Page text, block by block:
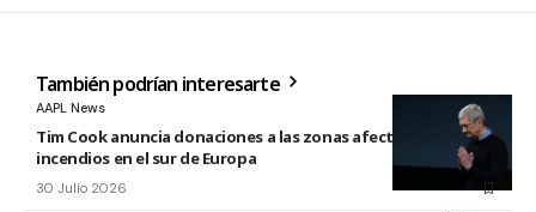
También podrían interesarte
AAPL News
Tim Cook anuncia donaciones a las zonas afectadas por los
incendios en el sur de Europa
30 Julio 2026